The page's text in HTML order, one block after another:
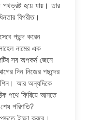
পথভ্রষ্ট হয়ে যায়। তার
বিপরীত।
পছন্দ করেন
নামের এক
সব অপকর্ম জেনে
দিন নিজের পছন্দের
আর অন্যদিকে
পথে ফিরিয়ে আনতে
পরিণতি?
ইচ্ছা করবে।